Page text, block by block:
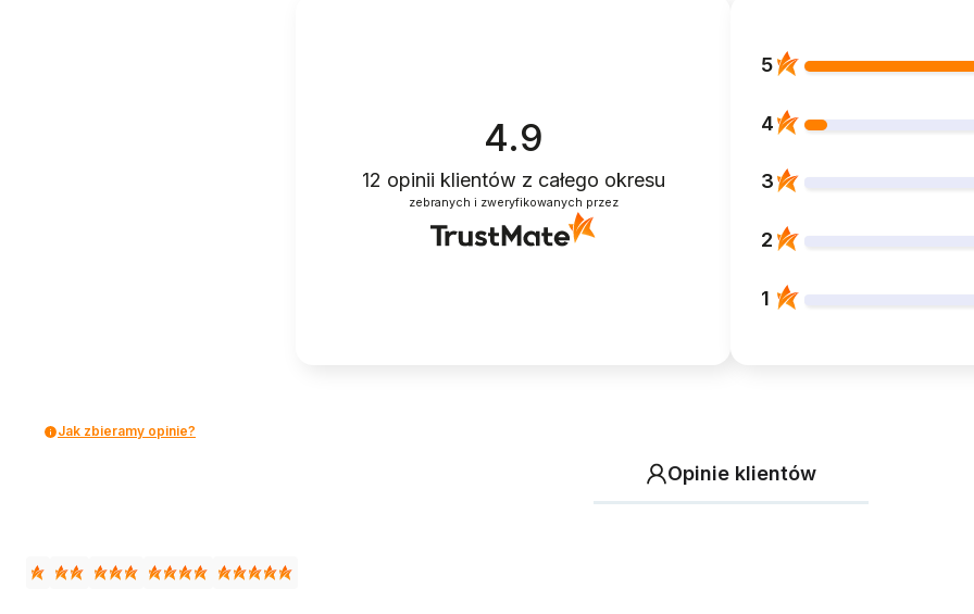
4.9
12 opinii klientów z całego okresu
zebranych i zweryfikowanych przez
5
4
3
2
1
Jak zbieramy opinie?
Opinie klientów